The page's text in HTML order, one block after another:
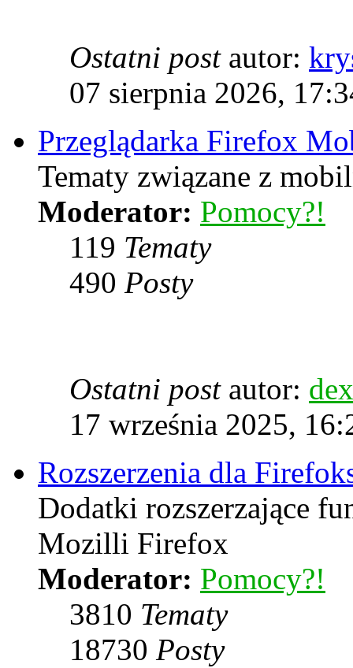
Ostatni postautor:
07 sierpnia 2026,
Przeglądarka Firefox
Tematy związane z
Moderator: Pomocy?!
119 Tematy
490 Posty
Ostatni postautor:
17 września 2025,
Rozszerzenia dla
Dodatki rozszerzające
Mozilli Firefox
Moderator: Pomocy?!
3810 Tematy
18730 Posty